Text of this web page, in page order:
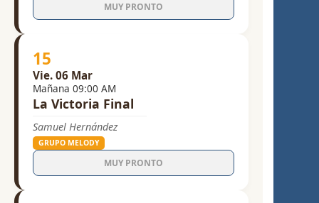
MUY PRONTO
15
Vie. 06 Mar
Mañana 09:00 AM
La Victoria Final
Samuel Hernández
GRUPO MELODY
MUY PRONTO